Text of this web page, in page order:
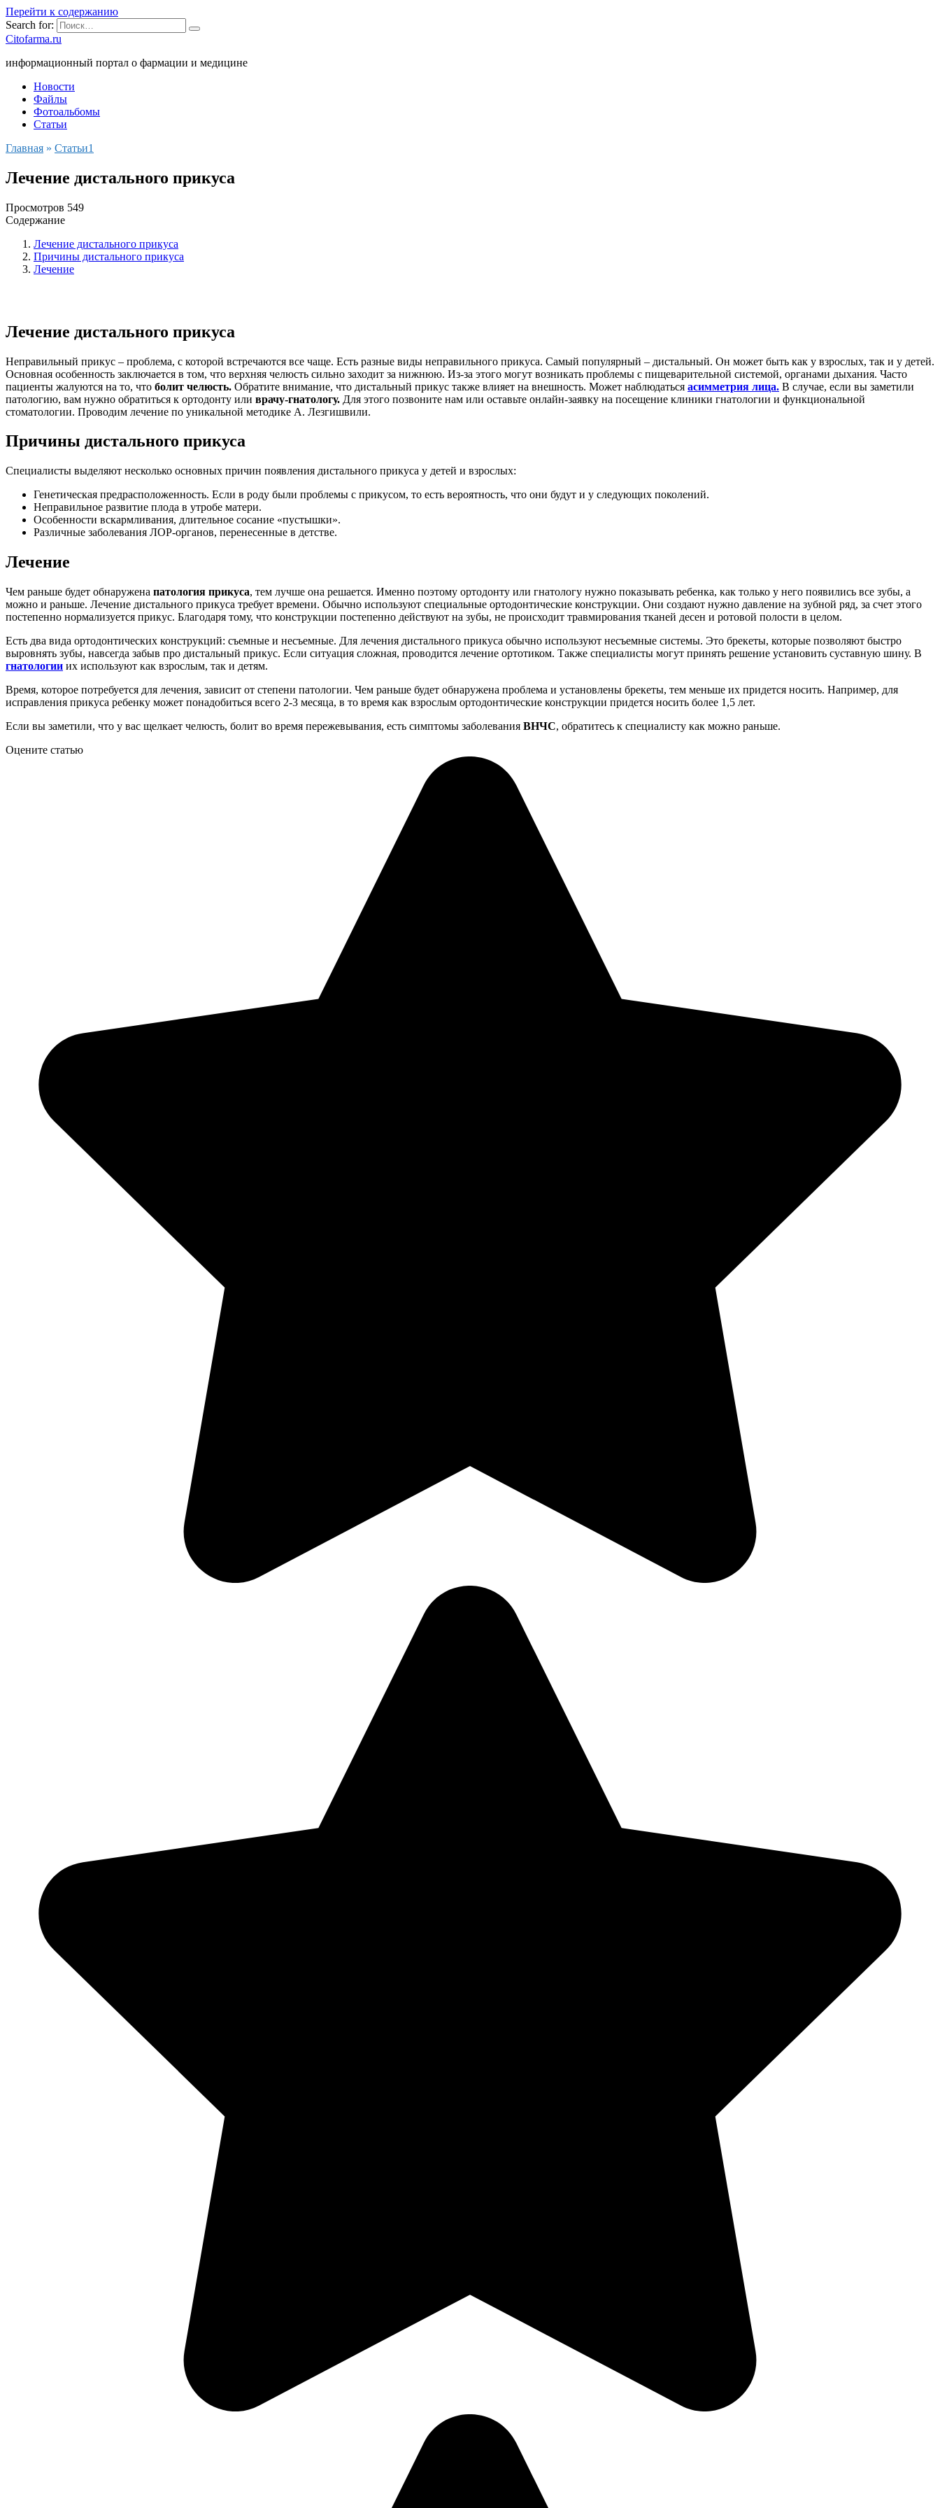
Перейти к содержанию
Search for:
Citofarma.ru
информационный портал о фармации и медицине
Новости
Файлы
Фотоальбомы
Статьи
Главная » Cтатьи1
Лечение дистального прикуса
Просмотров 549
Содержание
Лечение дистального прикуса
Причины дистального прикуса
Лечение
Лечение дистального прикуса
Неправильный прикус – проблема, с которой встречаются все чаще. Есть разные виды неправильного прикуса. Самый популярный – дистальный. Он может быть как у взрослых, так и у детей.
Основная особенность заключается в том, что верхняя челюсть сильно заходит за нижнюю. Из-за этого могут возникать проблемы с пищеварительной системой, органами дыхания. Часто
пациенты жалуются на то, что болит челюсть. Обратите внимание, что дистальный прикус также влияет на внешность. Может наблюдаться асимметрия лица. В случае, если вы заметили
патологию, вам нужно обратиться к ортодонту или врачу-гнатологу. Для этого позвоните нам или оставьте онлайн-заявку на посещение клиники гнатологии и функциональной
стоматологии. Проводим лечение по уникальной методике А. Лезгишвили.
Причины дистального прикуса
Специалисты выделяют несколько основных причин появления дистального прикуса у детей и взрослых:
Генетическая предрасположенность. Если в роду были проблемы с прикусом, то есть вероятность, что они будут и у следующих поколений.
Неправильное развитие плода в утробе матери.
Особенности вскармливания, длительное сосание «пустышки».
Различные заболевания ЛОР-органов, перенесенные в детстве.
Лечение
Чем раньше будет обнаружена патология прикуса, тем лучше она решается. Именно поэтому ортодонту или гнатологу нужно показывать ребенка, как только у него появились все зубы, а
можно и раньше. Лечение дистального прикуса требует времени. Обычно используют специальные ортодонтические конструкции. Они создают нужно давление на зубной ряд, за счет этого
постепенно нормализуется прикус. Благодаря тому, что конструкции постепенно действуют на зубы, не происходит травмирования тканей десен и ротовой полости в целом.
Есть два вида ортодонтических конструкций: съемные и несъемные. Для лечения дистального прикуса обычно используют несъемные системы. Это брекеты, которые позволяют быстро
выровнять зубы, навсегда забыв про дистальный прикус. Если ситуация сложная, проводится лечение ортотиком. Также специалисты могут принять решение установить суставную шину. В
гнатологии их используют как взрослым, так и детям.
Время, которое потребуется для лечения, зависит от степени патологии. Чем раньше будет обнаружена проблема и установлены брекеты, тем меньше их придется носить. Например, для
исправления прикуса ребенку может понадобиться всего 2-3 месяца, в то время как взрослым ортодонтические конструкции придется носить более 1,5 лет.
Если вы заметили, что у вас щелкает челюсть, болит во время пережевывания, есть симптомы заболевания ВНЧС, обратитесь к специалисту как можно раньше.
Оцените статью